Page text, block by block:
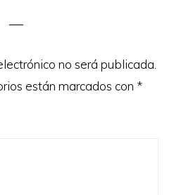
no será publicada.
están marcados con *